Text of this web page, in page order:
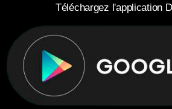
Téléchargez l'application